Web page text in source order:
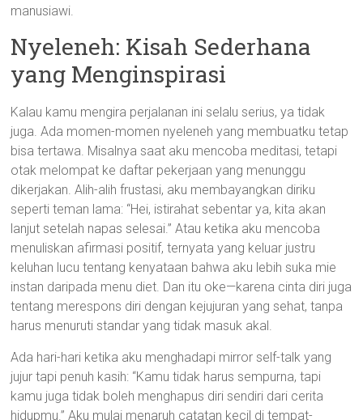
manusiawi.
Nyeleneh: Kisah Sederhana
yang Menginspirasi
Kalau kamu mengira perjalanan ini selalu serius, ya tidak
juga. Ada momen-momen nyeleneh yang membuatku tetap
bisa tertawa. Misalnya saat aku mencoba meditasi, tetapi
otak melompat ke daftar pekerjaan yang menunggu
dikerjakan. Alih-alih frustasi, aku membayangkan diriku
seperti teman lama: “Hei, istirahat sebentar ya, kita akan
lanjut setelah napas selesai.” Atau ketika aku mencoba
menuliskan afirmasi positif, ternyata yang keluar justru
keluhan lucu tentang kenyataan bahwa aku lebih suka mie
instan daripada menu diet. Dan itu oke—karena cinta diri juga
tentang merespons diri dengan kejujuran yang sehat, tanpa
harus menuruti standar yang tidak masuk akal.
Ada hari-hari ketika aku menghadapi mirror self-talk yang
jujur tapi penuh kasih: “Kamu tidak harus sempurna, tapi
kamu juga tidak boleh menghapus diri sendiri dari cerita
hidupmu.” Aku mulai menaruh catatan kecil di tempat-